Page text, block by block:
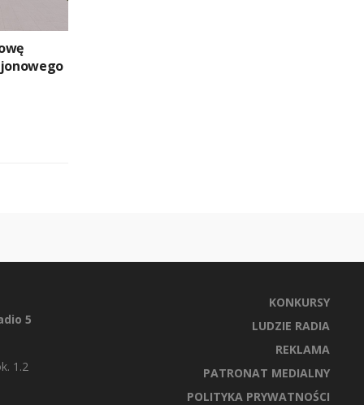
5
1.2
KONKURSY
LUDZIE RADIA
REKLAMA
PATRONAT MEDIALNY
POLITYKA PRYWATNOŚCI